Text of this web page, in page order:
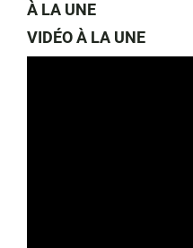
À LA UNE
VIDÉO À LA UNE